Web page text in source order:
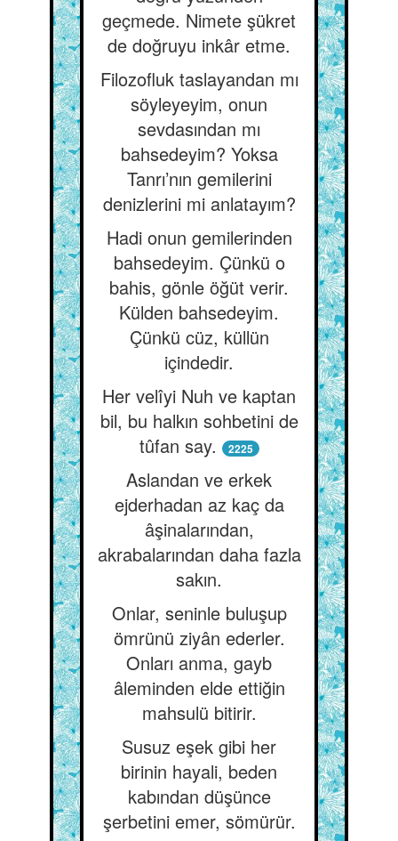
geçmede. Nimete şükret
de doğruyu inkâr etme.
Filozofluk taslayandan mı
söyleyeyim, onun
sevdasından mı
bahsedeyim? Yoksa
Tanrı’nın gemilerini
denizlerini mi anlatayım?
Hadi onun gemilerinden
bahsedeyim. Çünkü o
bahis, gönle öğüt verir.
Külden bahsedeyim.
Çünkü cüz, küllün
içindedir.
Her velîyi Nuh ve kaptan
bil, bu halkın sohbetini de
tûfan say.
2225
Aslandan ve erkek
ejderhadan az kaç da
âşinalarından,
akrabalarından daha fazla
sakın.
Onlar, seninle buluşup
ömrünü ziyân ederler.
Onları anma, gayb
âleminden elde ettiğin
mahsulü bitirir.
Susuz eşek gibi her
birinin hayali, beden
kabından düşünce
şerbetini emer, sömürür.